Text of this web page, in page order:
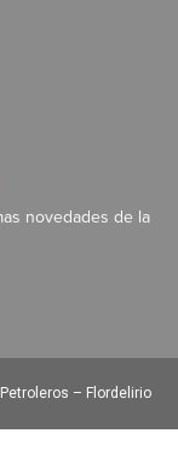
novedades de la
– Flordelirio